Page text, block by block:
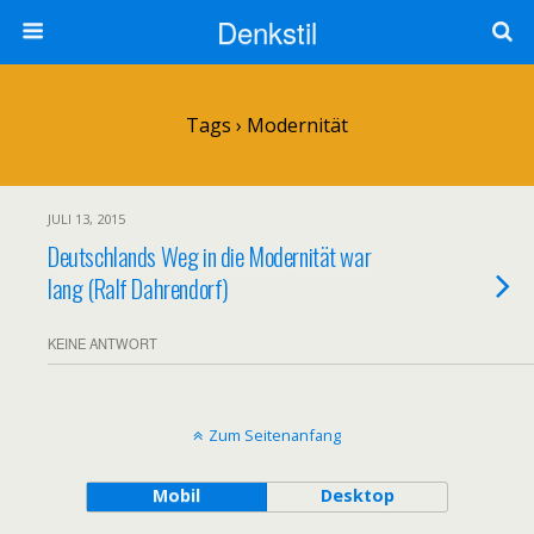
Denkstil
Tags › Modernität
JULI 13, 2015
Deutschlands Weg in die Modernität war
lang (Ralf Dahrendorf)
KEINE ANTWORT
Zum Seitenanfang
Mobil Desktop